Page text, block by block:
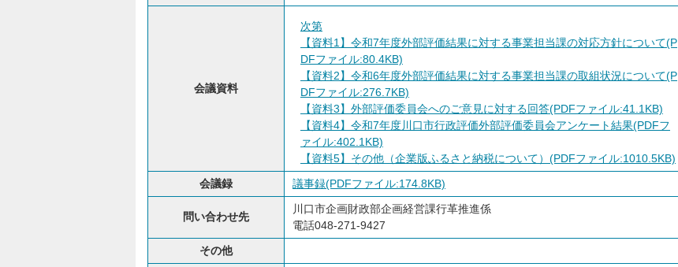
会議資料
次第
【資料1】令和7年度外部評価結果に対する事業担当課の対応方針について(P
DFファイル:80.4KB)
【資料2】令和6年度外部評価結果に対する事業担当課の取組状況について(P
DFファイル:276.7KB)
【資料3】外部評価委員会へのご意見に対する回答(PDFファイル:41.1KB)
【資料4】令和7年度川口市行政評価外部評価委員会アンケート結果(PDFフ
ァイル:402.1KB)
【資料5】その他（企業版ふるさと納税について）(PDFファイル:1010.5KB)
会議録
議事録(PDFファイル:174.8KB)
問い合わせ先
川口市企画財政部企画経営課行革推進係
電話048-271-9427
その他